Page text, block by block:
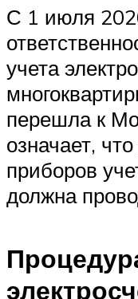
С 1 июля
учета
перешла к
означает,
приборов
должна